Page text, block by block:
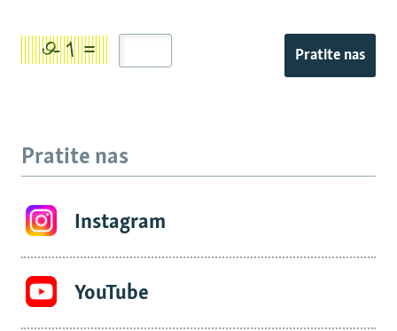
Pratite nas
Pratite nas
Instagram
YouTube